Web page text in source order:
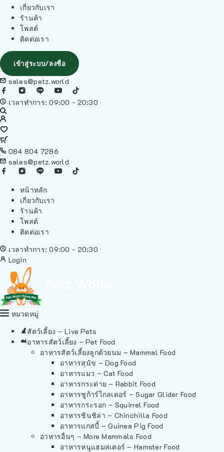
เกี่ยวกับเรา
ร้านค้า
โพสต์
ติดต่อเรา
เข้าสู่ระบบ/ลงชื่อ
sales@petz.world
เวลาทำการ: 09:00 - 20:30
084 804 7286
sales@petz.world
หน้าหลัก
เกี่ยวกับเรา
ร้านค้า
โพสต์
ติดต่อเรา
เวลาทำการ: 09:00 - 20:30
Login
หมวดหมู่
สัตว์เลี้ยง – Live Pets
อาหารสัตว์เลี้ยง – Pet Food
อาหารสัตว์เลี้ยงลูกด้วยนม – Mammal Food
อาหารสุนัข – Dog Food
อาหารแมว – Cat Food
อาหารกระต่าย – Rabbit Food
อาหารชูก้าร์ไกลเดอร์ – Sugar Glider Food
อาหารกระรอก – Squirrel Food
อาหารชินชิล่า – Chinchilla Food
อาหารแกสบี้ – Guinea Pig Food
อาหารอื่นๆ – More Mammals Food
อาหารหนูแฮมสเตอร์ – Hamster Food